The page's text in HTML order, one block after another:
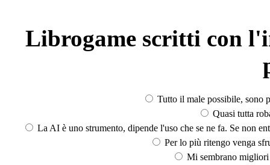
Librogame scritti con
Tutto il male possibile, sono
Quasi tutta
La AI è uno strumento, dipende l'uso che se ne fa. Se non
Per lo più ritengo venga
Mi sembrano